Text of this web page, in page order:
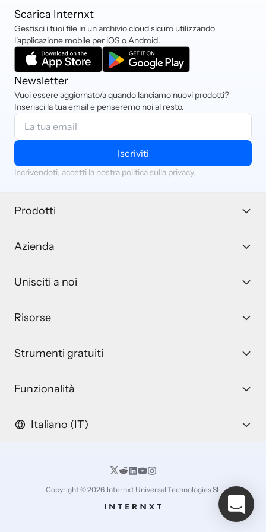
Scarica Internxt
Gestisci i tuoi file in un archivio cloud sicuro utilizzando
l'applicazione mobile per iOS o Android.
Newsletter
Vuoi essere aggiornato/a quando lanciamo nuovi prodotti?
Inserisci la tua email e penseremo noi al resto.
Iscriviti
Iscrivendoti, accetti la nostra politica sulla privacy.
Prodotti
Azienda
Unisciti a noi
Risorse
Strumenti gratuiti
Funzionalità
Italiano (IT)
Copyright © 2026, Internxt Universal Technologies SL